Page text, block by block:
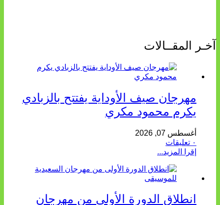
آخـر المقــالات
مهرجان صيف الأوداية يفتتح بالزبادي
يكرم محمود مكري
أغسطس 07, 2026
٠ تعليقات
إقرا المزيد...
انطلاق الدورة الأولى من مهرجان